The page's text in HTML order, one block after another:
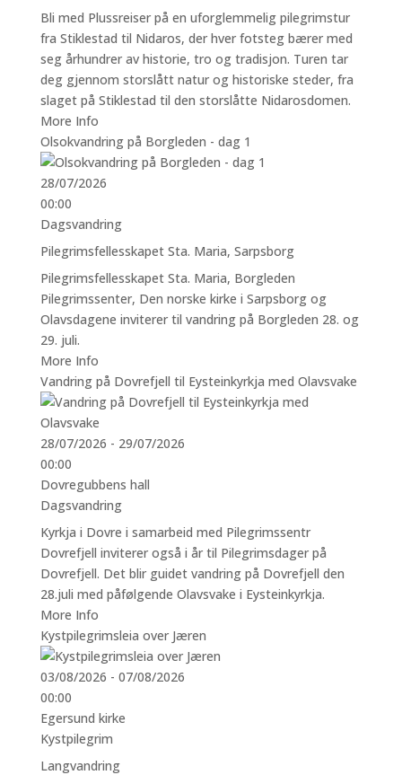
Bli med Plussreiser på en uforglemmelig pilegrimstur
fra Stiklestad til Nidaros, der hver fotsteg bærer med
seg århundrer av historie, tro og tradisjon. Turen tar
deg gjennom storslått natur og historiske steder, fra
slaget på Stiklestad til den storslåtte Nidarosdomen.
More Info
Olsokvandring på Borgleden - dag 1
28/07/2026
00:00
Dagsvandring
Pilegrimsfellesskapet Sta. Maria, Sarpsborg
Pilegrimsfellesskapet Sta. Maria, Borgleden
Pilegrimssenter, Den norske kirke i Sarpsborg og
Olavsdagene inviterer til vandring på Borgleden 28. og
29. juli.
More Info
Vandring på Dovrefjell til Eysteinkyrkja med Olavsvake
28/07/2026 - 29/07/2026
00:00
Dovregubbens hall
Dagsvandring
Kyrkja i Dovre i samarbeid med Pilegrimssentr
Dovrefjell inviterer også i år til Pilegrimsdager på
Dovrefjell. Det blir guidet vandring på Dovrefjell den
28.juli med påfølgende Olavsvake i Eysteinkyrkja.
More Info
Kystpilegrimsleia over Jæren
03/08/2026 - 07/08/2026
00:00
Egersund kirke
Kystpilegrim
Langvandring